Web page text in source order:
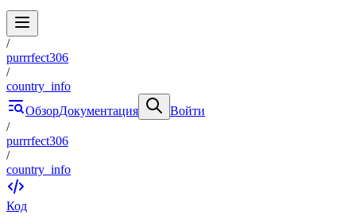
/
purrrfect306
/
country_info
ОбзорДокументация
Войти
/
purrrfect306
/
country_info
Код